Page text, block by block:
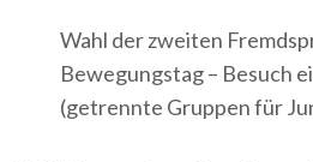
Wahl der zweiten
Bewegungstag – Besuch
(getrennte Gruppen für